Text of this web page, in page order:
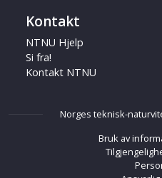
Kontakt
NTNU Hjelp
Si fra!
Kontakt NTNU
Norges teknisk-
Bruk av